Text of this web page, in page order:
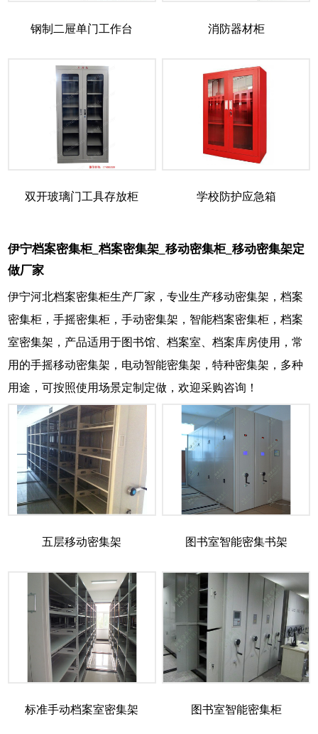
钢制二屉单门工作台 消防器材柜
双开玻璃门工具存放柜 学校防护应急箱
伊宁档案密集柜_档案密集架_移动密集柜_移动密集架定
做厂家
伊宁河北档案密集柜生产厂家，专业生产移动密集架，档案
密集柜，手摇密集柜，手动密集架，智能档案密集柜，档案
室密集架，产品适用于图书馆、档案室、档案库房使用，常
用的手摇移动密集架，电动智能密集架，特种密集架，多种
用途，可按照使用场景定制定做，欢迎采购咨询！
五层移动密集架 图书室智能密集书架
标准手动档案室密集架 图书室智能密集柜